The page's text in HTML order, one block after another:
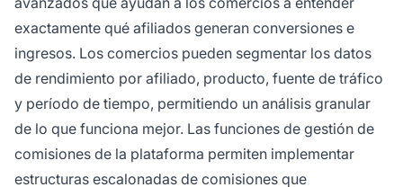
exactamente qué afiliados generan conversiones e
ingresos. Los comercios pueden segmentar los datos
de rendimiento por afiliado, producto, fuente de tráfico
y período de tiempo, permitiendo un análisis granular
de lo que funciona mejor. Las funciones de gestión de
comisiones de la plataforma permiten implementar
estructuras escalonadas de comisiones que